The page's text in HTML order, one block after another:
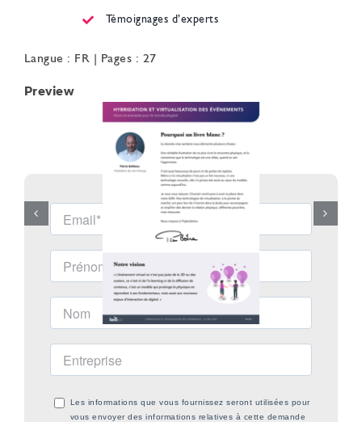
Témoignages d’experts
Langue : FR | Pages : 27
Preview
Les informations que vous fournissez seront utilisées pour
vous envoyer des informations relatives à cette demande